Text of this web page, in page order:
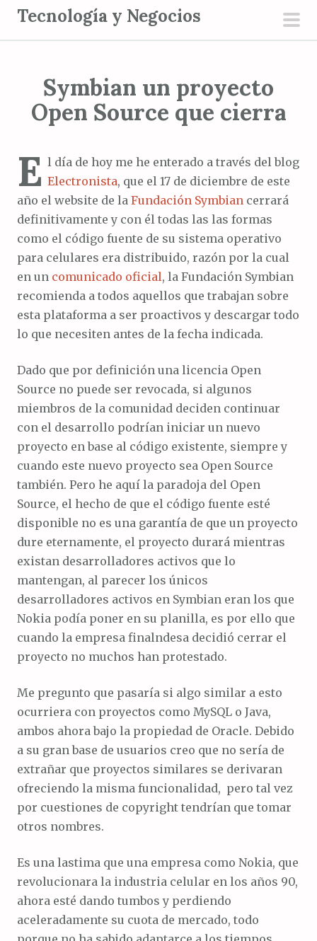
Tecnología y Negocios
Symbian un proyecto
Open Source que cierra
E l día de hoy me he enterado a través del blog
Electronista, que el 17 de diciembre de este
año el website de la Fundación Symbian cerrará
definitivamente y con él todas las las formas
como el código fuente de su sistema operativo
para celulares era distribuido, razón por la cual
en un comunicado oficial, la Fundación Symbian
recomienda a todos aquellos que trabajan sobre
esta plataforma a ser proactivos y descargar todo
lo que necesiten antes de la fecha indicada.
Dado que por definición una licencia Open
Source no puede ser revocada, si algunos
miembros de la comunidad deciden continuar
con el desarrollo podrían iniciar un nuevo
proyecto en base al código existente, siempre y
cuando este nuevo proyecto sea Open Source
también. Pero he aquí la paradoja del Open
Source, el hecho de que el código fuente esté
disponible no es una garantía de que un proyecto
dure eternamente, el proyecto durará mientras
existan desarrolladores activos que lo
mantengan, al parecer los únicos
desarrolladores activos en Symbian eran los que
Nokia podía poner en su planilla, es por ello que
cuando la empresa finalndesa decidió cerrar el
proyecto no muchos han protestado.
Me pregunto que pasaría si algo similar a esto
ocurriera con proyectos como MySQL o Java,
ambos ahora bajo la propiedad de Oracle. Debido
a su gran base de usuarios creo que no sería de
extrañar que proyectos similares se derivaran
ofreciendo la misma funcionalidad, pero tal vez
por cuestiones de copyright tendrían que tomar
otros nombres.
Es una lastima que una empresa como Nokia, que
revolucionara la industria celular en los años 90,
ahora esté dando tumbos y perdiendo
aceleradamente su cuota de mercado, todo